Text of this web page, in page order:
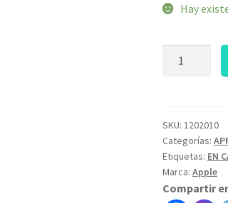
Hay
M5 256GB-
Wi-
Fi
Ultra
Retina
SKU: 1202010
Categorías:
Etiquetas: EN
Marca: Apple
Compartir